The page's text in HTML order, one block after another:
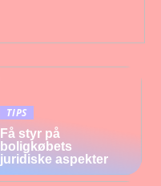
TIPS
Få styr på
boligkøbets
juridiske aspekter